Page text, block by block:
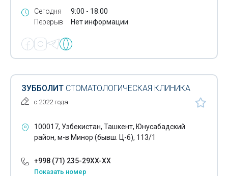
Сегодня
Перерыв
9:00 - 18:00
Нет информации
ЗУББОЛИТ СТОМАТОЛОГИЧЕСКАЯ КЛИНИКА
с 2022 года
100017, Узбекистан, Ташкент, Юнусабадский
район, м-в Минор (бывш. Ц-6), 113/1
+998 (71) 235-29XX-XX
Показать номер